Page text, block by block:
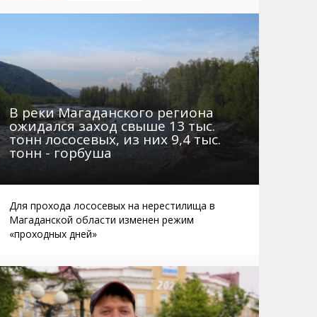
Автобусы Магадан – Аэропорт
Таблица приливов отливов
Не мусорить
Браконьеры
В реки Магаданского региона
ожидался заход свыше 13 тыс.
тонн лососевых, из них 9,4 тыс.
тонн - горбуша
Для прохода лососевых на нерестилища в
Магаданской области изменен режим
«проходных дней»